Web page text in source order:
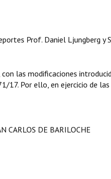
Prof. Daniel Ljungberg y
las modificaciones
17. Por ello, en ejercicio de
CARLOS DE BARILOCHE